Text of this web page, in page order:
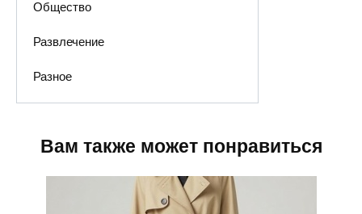
Общество
Развлечение
Разное
Вам также может понравиться